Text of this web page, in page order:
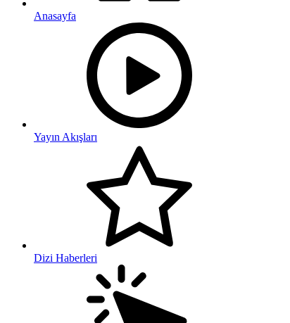
Anasayfa
Yayın Akışları
Dizi Haberleri